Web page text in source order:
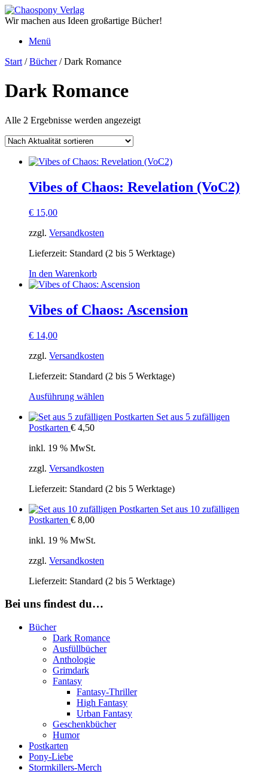
Zum
Inhalt
Wir machen aus Ideen großartige Bücher!
Menü
Start /Bücher/ Dark Romance
Dark Romance
Alle 2 Ergebnisse werden angezeigtNach
Vibes of Chaos: Revelation (VoC2)
€ 15,00
zzgl. Versandkosten
Lieferzeit: Standard (2 bis 5 Werktage)
In den Warenkorb
Vibes of Chaos: Ascension
€ 14,00
zzgl. Versandkosten
Lieferzeit: Standard (2 bis 5 Werktage)
Ausführung wählen
weist
Optionen
auf
Produktseite
Set aus 5 zufälligen
Postkarten € 4,50
inkl. 19 % MwSt.
zzgl. Versandkosten
Lieferzeit: Standard (2 bis 5 Werktage)
Set aus 10 zufälligen
Postkarten € 8,00
inkl. 19 % MwSt.
zzgl. Versandkosten
Lieferzeit: Standard (2 bis 5 Werktage)
Bei uns findest du…
Bücher
Dark Romance
Ausfüllbücher
Anthologie
Grimdark
Fantasy
Fantasy-Thriller
High Fantasy
Urban Fantasy
Geschenkbücher
Humor
Postkarten
Pony-Liebe
Stormkillers-Merch